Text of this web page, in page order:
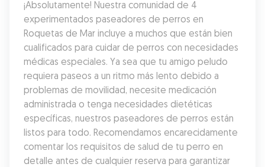
¡Absolutamente! Nuestra comunidad de 4
experimentados paseadores de perros en
Roquetas de Mar incluye a muchos que están bien
cualificados para cuidar de perros con necesidades
médicas especiales. Ya sea que tu amigo peludo
requiera paseos a un ritmo más lento debido a
problemas de movilidad, necesite medicación
administrada o tenga necesidades dietéticas
específicas, nuestros paseadores de perros están
listos para todo. Recomendamos encarecidamente
comentar los requisitos de salud de tu perro en
detalle antes de cualquier reserva para garantizar